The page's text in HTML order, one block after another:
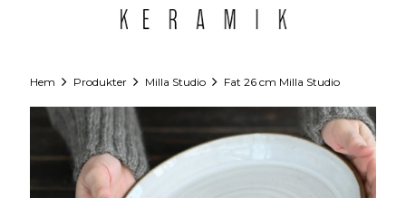
Hem Produkter Milla Studio Fat 26 cm Milla Studio